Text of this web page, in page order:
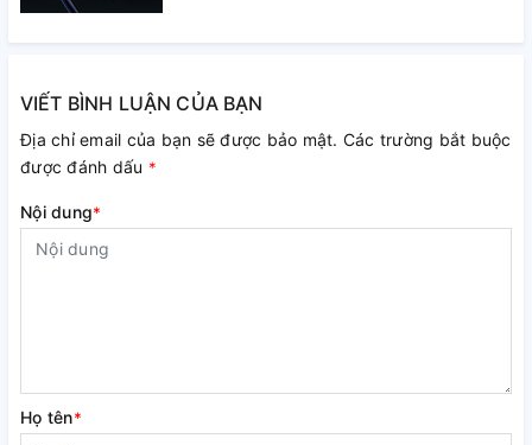
VIẾT BÌNH LUẬN CỦA BẠN
Địa chỉ email của bạn sẽ được bảo mật. Các trường bắt buộc
được đánh dấu *
Nội dung*
Họ tên*